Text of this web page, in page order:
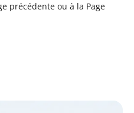
précédente ou à la Page